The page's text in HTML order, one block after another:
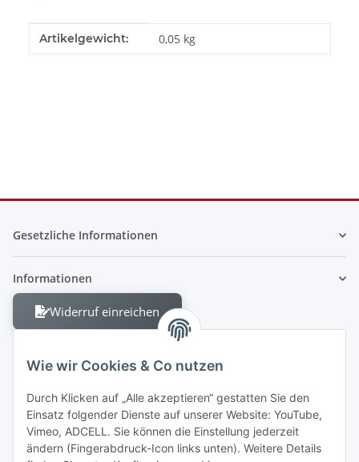
Wie wir Cookies & Co nutzen
Durch Klicken auf „Alle akzeptieren“ gestatten Sie den
Einsatz folgender Dienste auf unserer Website: YouTube,
Vimeo, ADCELL. Sie können die Einstellung jederzeit
ändern (Fingerabdruck-Icon links unten). Weitere Details
Produkteigenschaft
Wert
Artikelgewicht: 0,05 kg
Gesetzliche Informationen
Informationen
Widerruf einreichen
Berliner Allee 38
13088 Berlin